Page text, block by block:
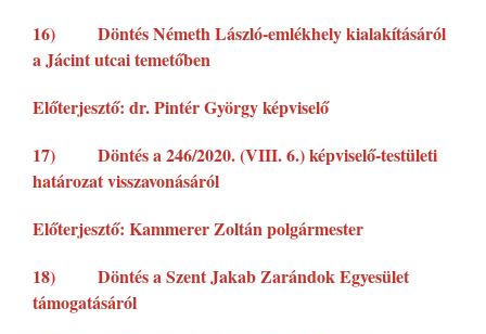
16) Döntés Németh László-emlékhely kialakításáról
a Jácint utcai temetőben
Előterjesztő: dr. Pintér György képviselő
17) Döntés a 246/2020. (VIII. 6.) képviselő-testületi
határozat visszavonásáról
Előterjesztő: Kammerer Zoltán polgármester
18) Döntés a Szent Jakab Zarándok Egyesület
támogatásáról